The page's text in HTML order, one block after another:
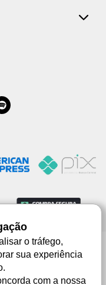
Castilhos, 1553 - 02 - Três
lustrativas, podendo haver
o tráfego,
sua experiência
com a nossa